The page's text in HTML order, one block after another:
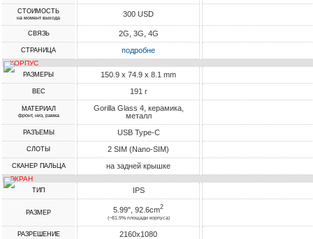
СТОИМОСТЬ
на момент выхода 300 USD
СВЯЗЬ 2G, 3G, 4G
СТРАНИЦА подробне
КОРПУС
РАЗМЕРЫ 150.9 x 74.9 x 8.1 mm
ВЕС 191 г
МАТЕРИАЛ
фронт, низ, рамка
Gorilla Glass 4, керамика,
металл
РАЗЪЕМЫ USB Type-C
СЛОТЫ 2 SIM (Nano-SIM)
СКАНЕР ПАЛЬЦА на задней крышке
ЭКРАН
ТИП IPS
РАЗМЕР 5.99", 92.6cm2
(~81.9% площади корпуса)
РАЗРЕШЕНИЕ 2160x1080